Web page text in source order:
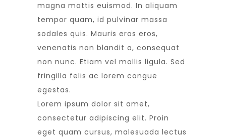
magna mattis euismod. In aliquam
tempor quam, id pulvinar massa
sodales quis. Mauris eros eros,
venenatis non blandit a, consequat
non nunc. Etiam vel mollis ligula. Sed
fringilla felis ac lorem congue
egestas.
Lorem ipsum dolor sit amet,
consectetur adipiscing elit. Proin
eget quam cursus, malesuada lectus